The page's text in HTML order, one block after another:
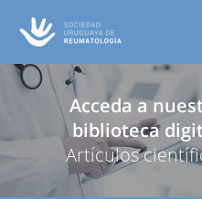
Acceda a
biblioteca
Artículos